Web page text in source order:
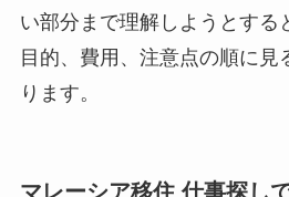
い部分まで理解しようとする
目的、費用、注意点の順に見
ります。
マレーシア移住 仕事探し